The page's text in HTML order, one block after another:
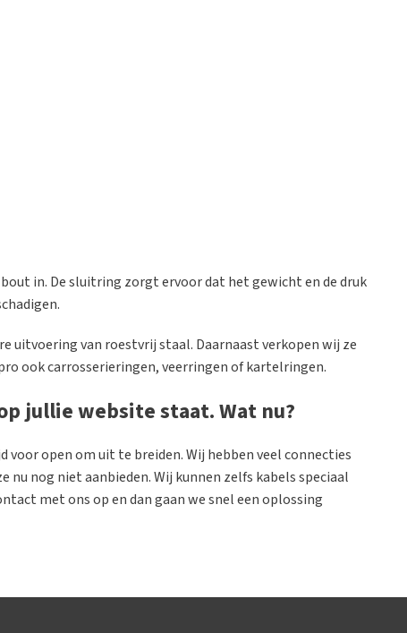
in. De sluitring zorgt ervoor dat het gewicht en de druk
van roestvrij staal. Daarnaast verkopen wij ze
ook carrosserieringen, veerringen of kartelringen.
jullie website staat. Wat nu?
open om uit te breiden. Wij hebben veel connecties
nu nog niet aanbieden. Wij kunnen zelfs kabels speciaal
met ons op en dan gaan we snel een oplossing